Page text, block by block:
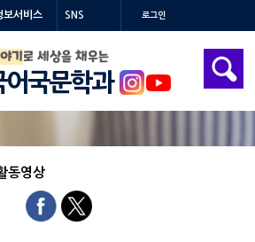
보서비스 SNS 로그인
기로 세상을 채우는
어국문학과
동영상